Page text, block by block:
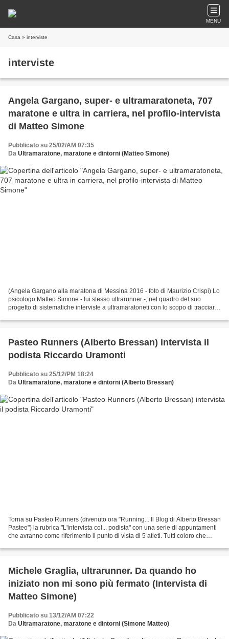
MENU
Casa » interviste
interviste
Angela Gargano, super- e ultramaratoneta, 707
maratone e ultra in carriera, nel profilo-intervista
di Matteo Simone
Pubblicato su 25/02/AM 07:35
Da Ultramaratone, maratone e dintorni (Matteo Simone)
(Angela Gargano alla maratona di Messina 2016 - foto di Maurizio Crispi) Lo
psicologo Matteo Simone - lui stesso ultrarunner -, nel quadro del suo
progetto di sistematiche interviste a ultramaratoneti con lo scopo di tracciare
Pasteo Runners (Alberto Bressan) intervista il
podista Riccardo Uramonti
Pubblicato su 25/12/PM 18:24
Da Ultramaratone, maratone e dintorni (Alberto Bressan)
Torna su Pasteo Runners (divenuto ora "Running... Il Blog di Alberto Bressan
Pasteo") la rubrica "L'intervista col... podista" con una serie di appuntamenti
che avranno come riferimento il punto di vista di 5 atleti. Tutti coloro che
Michele Graglia, ultrarunner. Da quando ho
iniziato non mi sono più fermato (Intervista di
Matteo Simone)
Pubblicato su 13/12/AM 07:22
Da Ultramaratone, maratone e dintorni (Simone Matteo)